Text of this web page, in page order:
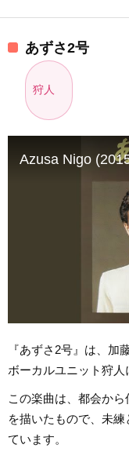
あずさ2号
狩人
Azusa Nigo
『あずさ2号』は、加
ボーカルユニット狩人
この楽曲は、都会か
を描いたもので、未
ています。